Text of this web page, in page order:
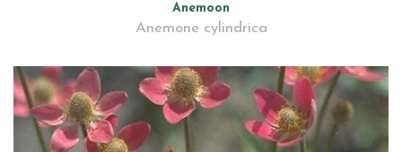
Anemoon
Anemone cylindrica